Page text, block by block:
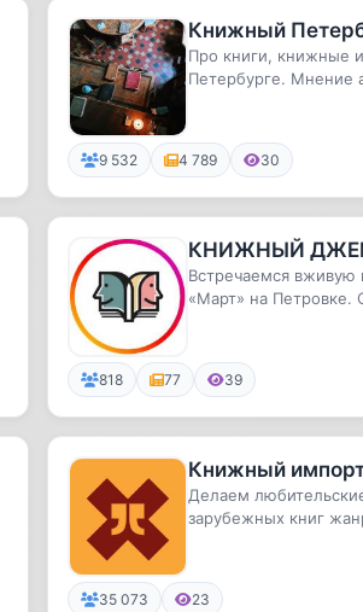
Книжный
Про книги, книжные
Петербурге. Мнение
9 532 4 789 30
КНИЖНЫЙ
Встречаемся вживую
«Март» на Петровке.
818 77 39
Книжный
Делаем
зарубежных книг
35 073 23